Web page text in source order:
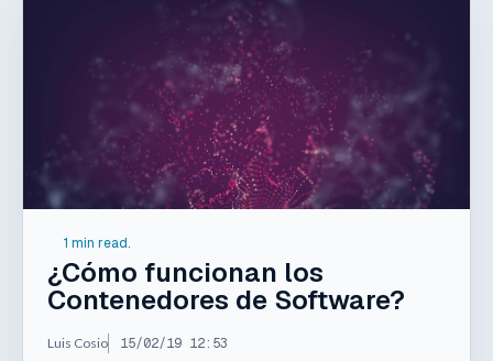
1 min read.
¿Cómo funcionan los
Contenedores de Software?
Luis Cosio 15/02/19 12:53